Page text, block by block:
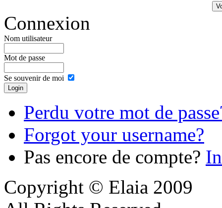
Connexion
Nom utilisateur
Mot de passe
Se souvenir de moi
Perdu votre mot de
Forgot your username?
Pas encore de compte?
Copyright © Elaia 2009